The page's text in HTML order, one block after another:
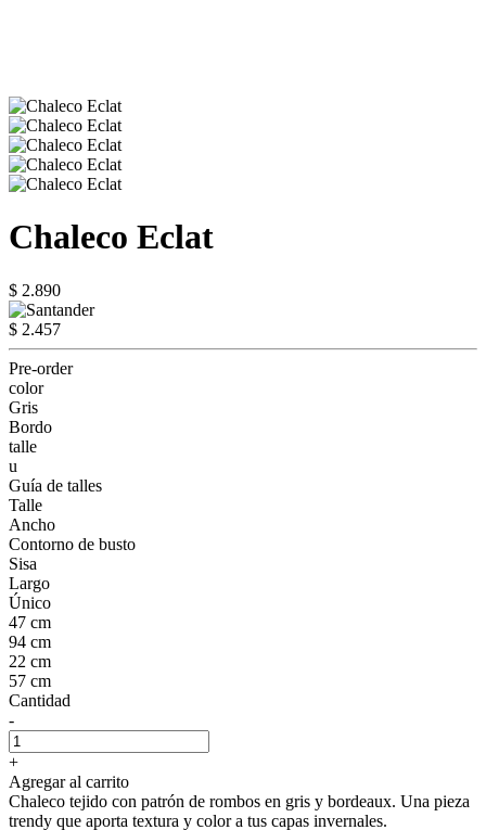
Chaleco Eclat
$ 2.890
$ 2.457
Pre-order
color
Gris
Bordo
talle
u
Guía de talles
Talle
Ancho
Contorno de busto
Sisa
Largo
Único
47 cm
94 cm
22 cm
57 cm
Cantidad
-
+
Agregar al carrito
Chaleco tejido con patrón de rombos en gris y bordeaux. Una pieza
trendy que aporta textura y color a tus capas invernales.